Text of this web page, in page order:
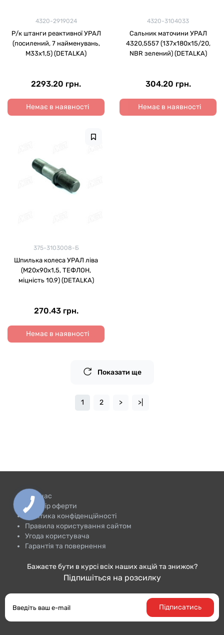
4320-2919024
Р/к штанги реактивної УРАЛ
(посилений, 7 найменувань,
М33х1,5) (DETALKA)
2293.20 грн.
Немає в наявності
4320-3104033
Сальник маточини УРАЛ
4320,5557 (137х180х15/20,
NBR зелений) (DETALKA)
304.20 грн.
Немає в наявності
375-3103008-Б
Шпилька колеса УРАЛ ліва
(М20х90х1,5, ТЕФЛОН,
міцність 10.9) (DETALKA)
270.43 грн.
Немає в наявності
Показати ще
1 2 > >|
Про нас
Договір оферти
Політика конфіденційності
Правила користування сайтом
Угода користувача
Гарантія та повернення
Бажаєте бути в курсі всіх наших акцій та знижок?
Підпишіться на розсилку
Підписатись